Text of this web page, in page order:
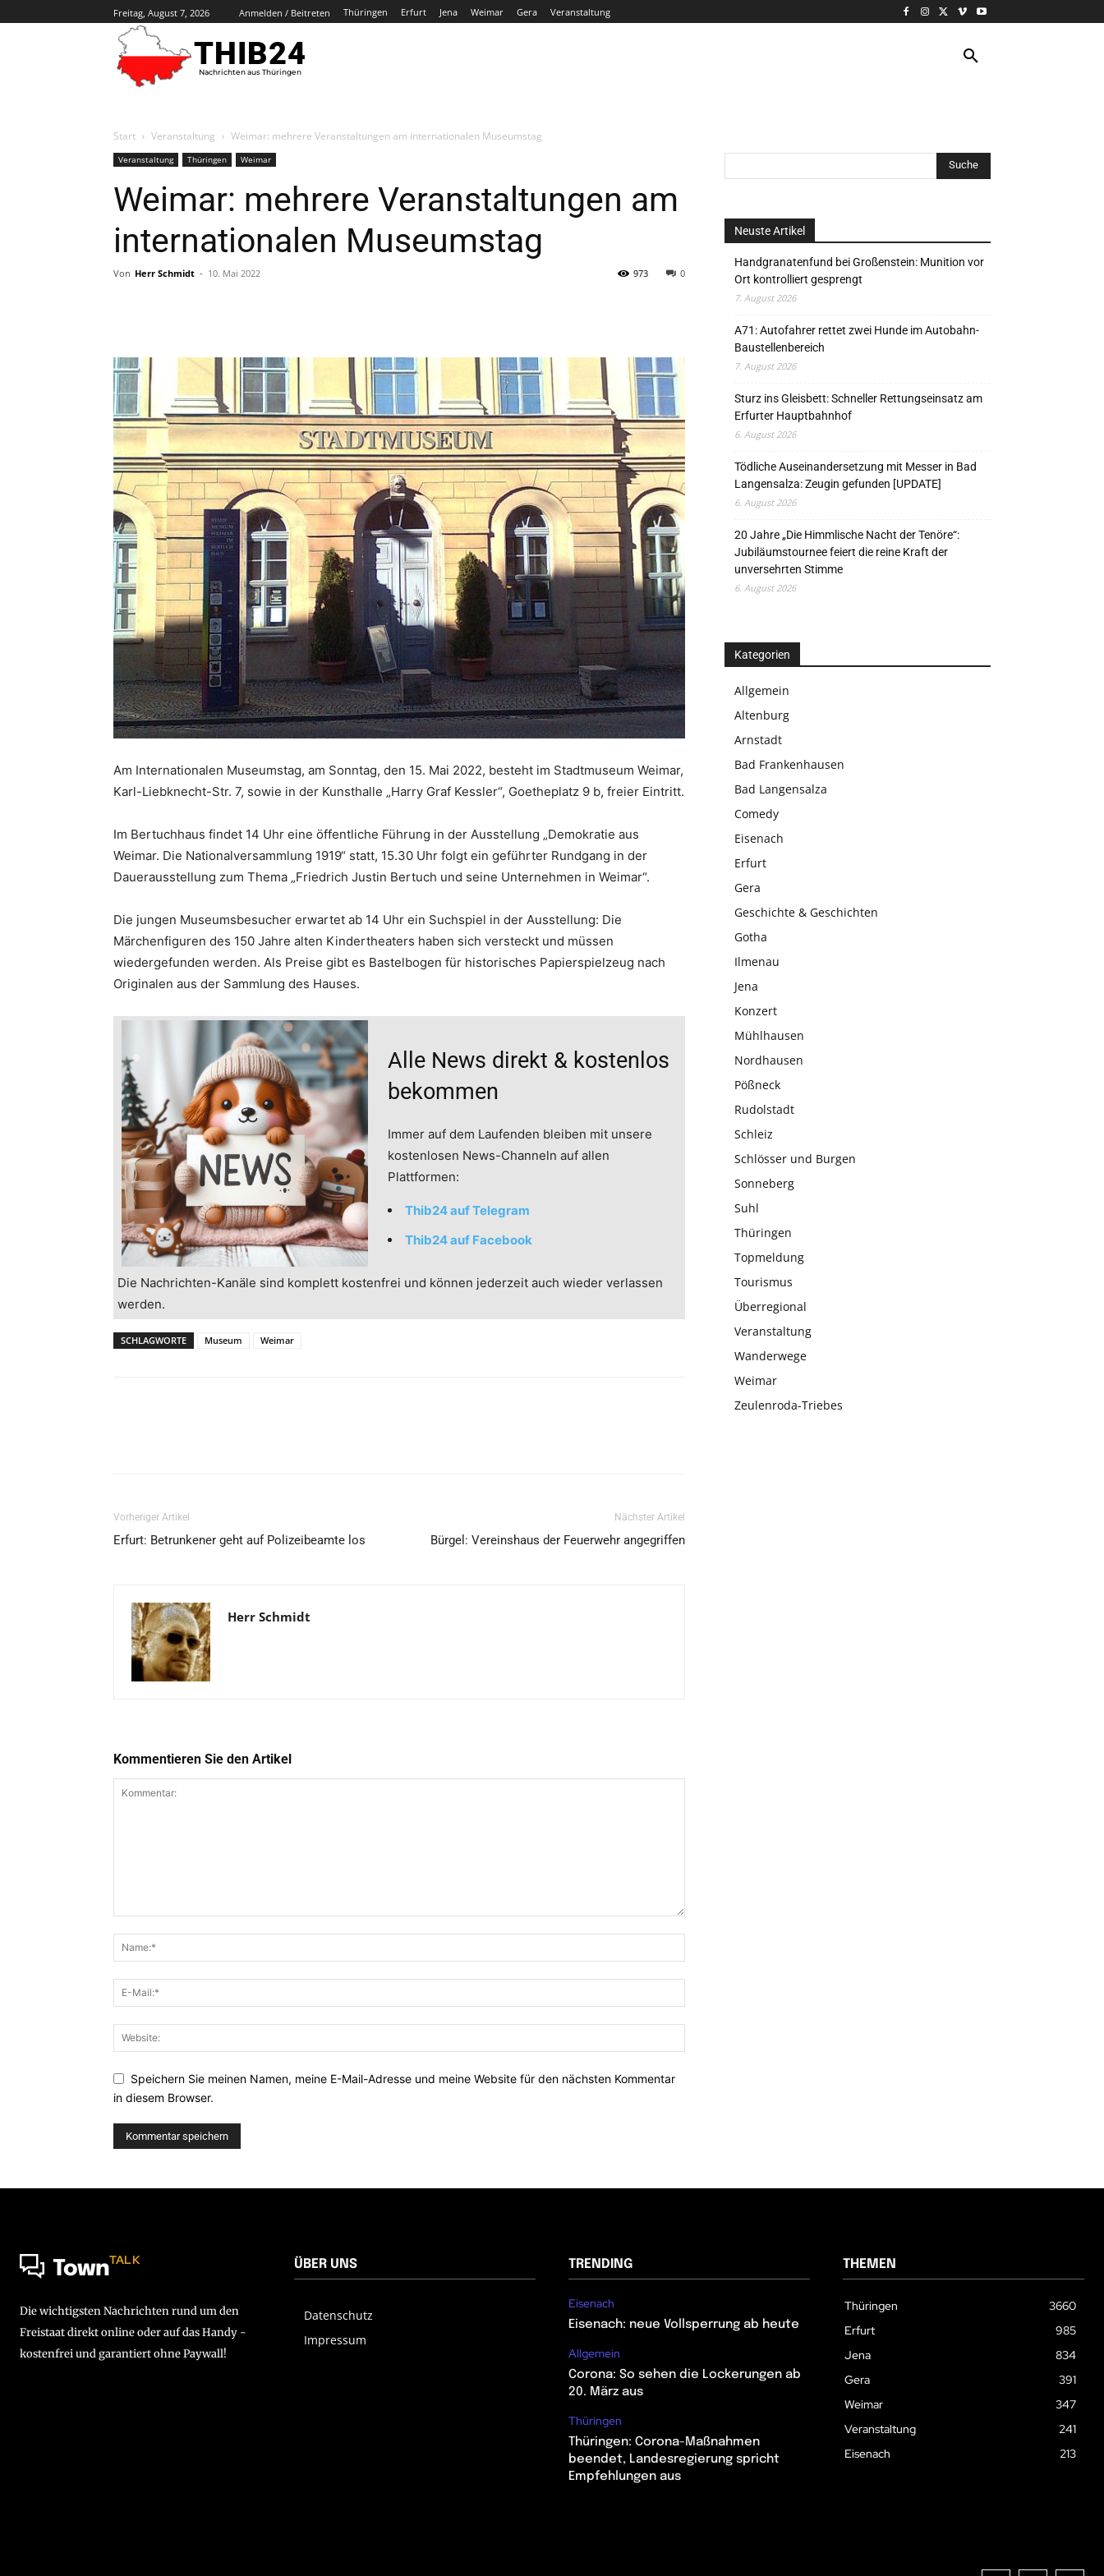
Freitag, August 7, 2026 Anmelden / Beitreten Thüringen Erfurt Jena Weimar Gera Veranstaltung
THIB24
Nachrichten aus Thüringen
Start Veranstaltung Weimar: mehrere Veranstaltungen am internationalen Museumstag
Veranstaltung Thüringen Weimar
Weimar: mehrere Veranstaltungen am
internationalen Museumstag
Von Herr Schmidt - 10. Mai 2022 0
973
Am Internationalen Museumstag, am Sonntag, den 15. Mai 2022, besteht im Stadtmuseum Weimar,
Karl-Liebknecht-Str. 7, sowie in der Kunsthalle „Harry Graf Kessler“, Goetheplatz 9 b, freier Eintritt.
Im Bertuchhaus findet 14 Uhr eine öffentliche Führung in der Ausstellung „Demokratie aus
Weimar. Die Nationalversammlung 1919“ statt, 15.30 Uhr folgt ein geführter Rundgang in der
Dauerausstellung zum Thema „Friedrich Justin Bertuch und seine Unternehmen in Weimar“.
Die jungen Museumsbesucher erwartet ab 14 Uhr ein Suchspiel in der Ausstellung: Die
Märchenfiguren des 150 Jahre alten Kindertheaters haben sich versteckt und müssen
wiedergefunden werden. Als Preise gibt es Bastelbogen für historisches Papierspielzeug nach
Originalen aus der Sammlung des Hauses.
Alle News direkt & kostenlos
bekommen
Immer auf dem Laufenden bleiben mit unsere
kostenlosen News-Channeln auf allen
Plattformen:
Thib24 auf Telegram
Thib24 auf Facebook
Die Nachrichten-Kanäle sind komplett kostenfrei und können jederzeit auch wieder verlassen
werden.
SCHLAGWORTE Museum Weimar
Vorheriger Artikel
Erfurt: Betrunkener geht auf Polizeibeamte los
Nächster Artikel
Bürgel: Vereinshaus der Feuerwehr angegriffen
Herr Schmidt
Kommentieren Sie den Artikel
Speichern Sie meinen Namen, meine E-Mail-Adresse und meine Website für den nächsten Kommentar
in diesem Browser.
Neuste Artikel
Handgranatenfund bei Großenstein: Munition vor
Ort kontrolliert gesprengt
7. August 2026
A71: Autofahrer rettet zwei Hunde im Autobahn-
Baustellenbereich
7. August 2026
Sturz ins Gleisbett: Schneller Rettungseinsatz am
Erfurter Hauptbahnhof
6. August 2026
Tödliche Auseinandersetzung mit Messer in Bad
Langensalza: Zeugin gefunden [UPDATE]
6. August 2026
20 Jahre „Die Himmlische Nacht der Tenöre“:
Jubiläumstournee feiert die reine Kraft der
unversehrten Stimme
6. August 2026
Kategorien
Allgemein
Altenburg
Arnstadt
Bad Frankenhausen
Bad Langensalza
Comedy
Eisenach
Erfurt
Gera
Geschichte & Geschichten
Gotha
Ilmenau
Jena
Konzert
Mühlhausen
Nordhausen
Pößneck
Rudolstadt
Schleiz
Schlösser und Burgen
Sonneberg
Suhl
Thüringen
Topmeldung
Tourismus
Überregional
Veranstaltung
Wanderwege
Weimar
Zeulenroda-Triebes
TownTALK
Die wichtigsten Nachrichten rund um den
Freistaat direkt online oder auf das Handy -
kostenfrei und garantiert ohne Paywall!
ÜBER UNS
Datenschutz
Impressum
TRENDING
Eisenach
Eisenach: neue Vollsperrung ab heute
Allgemein
Corona: So sehen die Lockerungen ab
20. März aus
Thüringen
Thüringen: Corona-Maßnahmen
beendet, Landesregierung spricht
Empfehlungen aus
THEMEN
Thüringen
3660
Erfurt
985
Jena
834
Gera
391
Weimar
347
Veranstaltung
241
Eisenach
213